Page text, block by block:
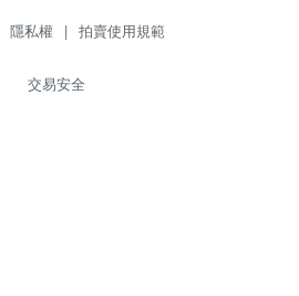
隱私權 | 拍賣使用規範
交易安全